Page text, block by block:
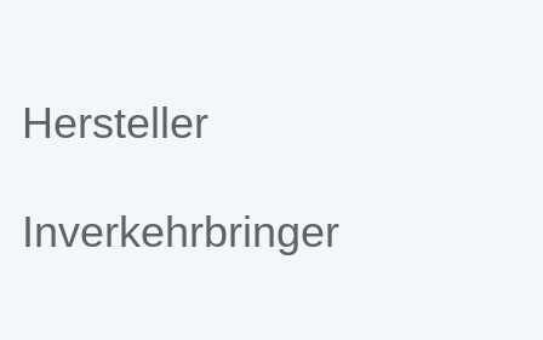
Hersteller
Inverkehrbringer